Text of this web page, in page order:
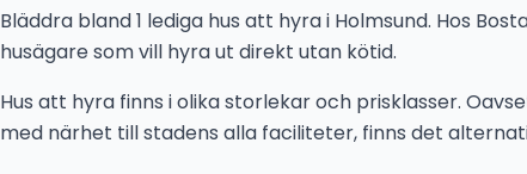
Bläddra bland 1 lediga hus att hyra i Holmsund. Hos
husägare som vill hyra ut direkt utan kötid.
Hus att hyra finns i olika storlekar och prisklasser.
med närhet till stadens alla faciliteter, finns det